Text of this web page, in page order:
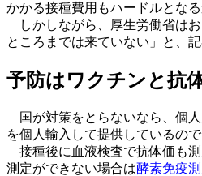
かかる接種費用もハードルとなる
しかしながら、厚生労働省はお
ところまでは来ていない」と、
予防はワクチンと抗
国が対策をとらないなら、個
を個人輸入して提供しているの
接種後に血液検査で抗体価も測
測定ができない場合は酵素免疫